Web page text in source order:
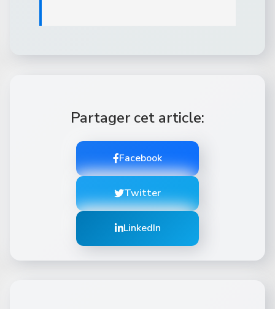
Partager cet article:
Facebook
Twitter
LinkedIn